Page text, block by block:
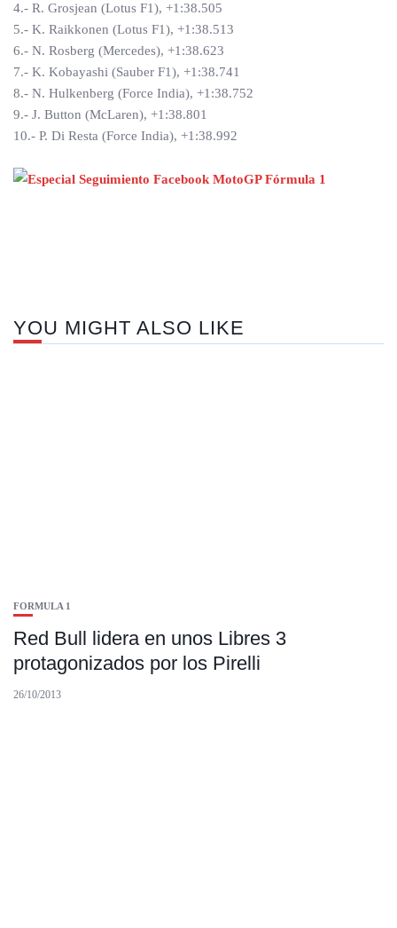
4.- R. Grosjean (Lotus F1), +1:38.505
5.- K. Raikkonen (Lotus F1), +1:38.513
6.- N. Rosberg (Mercedes), +1:38.623
7.- K. Kobayashi (Sauber F1), +1:38.741
8.- N. Hulkenberg (Force India), +1:38.752
9.- J. Button (McLaren), +1:38.801
10.- P. Di Resta (Force India), +1:38.992
YOU MIGHT ALSO LIKE
FORMULA 1
Red Bull lidera en unos Libres 3
protagonizados por los Pirelli
26/10/2013